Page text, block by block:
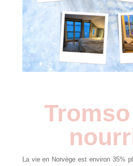
La vie en Norvège est environ 35%